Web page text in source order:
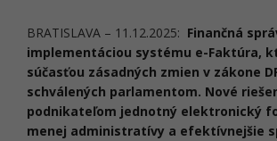
BRATISLAVA – 11.12.2025: Finančná
implementáciou systému e-Faktúra,
súčasťou zásadných zmien v zákone
schválených parlamentom. Nové
podnikateľom jednotný elektronický
menej administratívy a efektívnejšie